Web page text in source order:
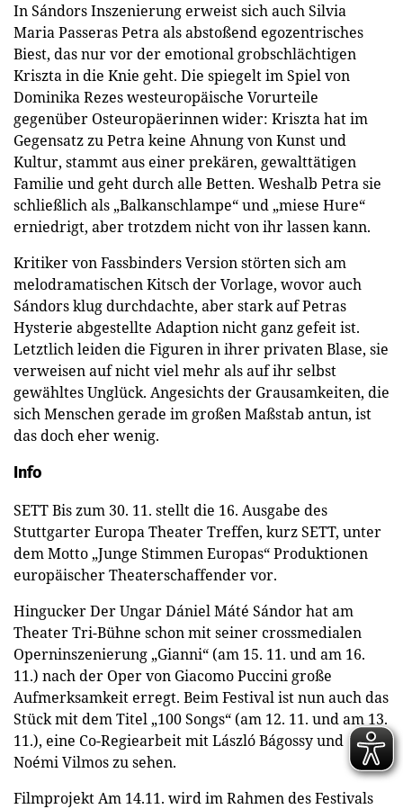
In Sándors Inszenierung erweist sich auch Silvia
Maria Passeras Petra als abstoßend egozentrisches
Biest, das nur vor der emotional grobschlächtigen
Kriszta in die Knie geht. Die spiegelt im Spiel von
Dominika Rezes westeuropäische Vorurteile
gegenüber Osteuropäerinnen wider: Kriszta hat im
Gegensatz zu Petra keine Ahnung von Kunst und
Kultur, stammt aus einer prekären, gewalttätigen
Familie und geht durch alle Betten. Weshalb Petra sie
schließlich als „Balkanschlampe“ und „miese Hure“
erniedrigt, aber trotzdem nicht von ihr lassen kann.
Kritiker von Fassbinders Version störten sich am
melodramatischen Kitsch der Vorlage, wovor auch
Sándors klug durchdachte, aber stark auf Petras
Hysterie abgestellte Adaption nicht ganz gefeit ist.
Letztlich leiden die Figuren in ihrer privaten Blase, sie
verweisen auf nicht viel mehr als auf ihr selbst
gewähltes Unglück. Angesichts der Grausamkeiten, die
sich Menschen gerade im großen Maßstab antun, ist
das doch eher wenig.
Info
SETT Bis zum 30. 11. stellt die 16. Ausgabe des
Stuttgarter Europa Theater Treffen, kurz SETT, unter
dem Motto „Junge Stimmen Europas“ Produktionen
europäischer Theaterschaffender vor.
Hingucker Der Ungar Dániel Máté Sándor hat am
Theater Tri-Bühne schon mit seiner crossmedialen
Operninszenierung „Gianni“ (am 15. 11. und am 16.
11.) nach der Oper von Giacomo Puccini große
Aufmerksamkeit erregt. Beim Festival ist nun auch das
Stück mit dem Titel „100 Songs“ (am 12. 11. und am 13.
11.), eine Co-Regiearbeit mit László Bágossy und
Noémi Vilmos zu sehen.
Filmprojekt Am 14.11. wird im Rahmen des Festivals